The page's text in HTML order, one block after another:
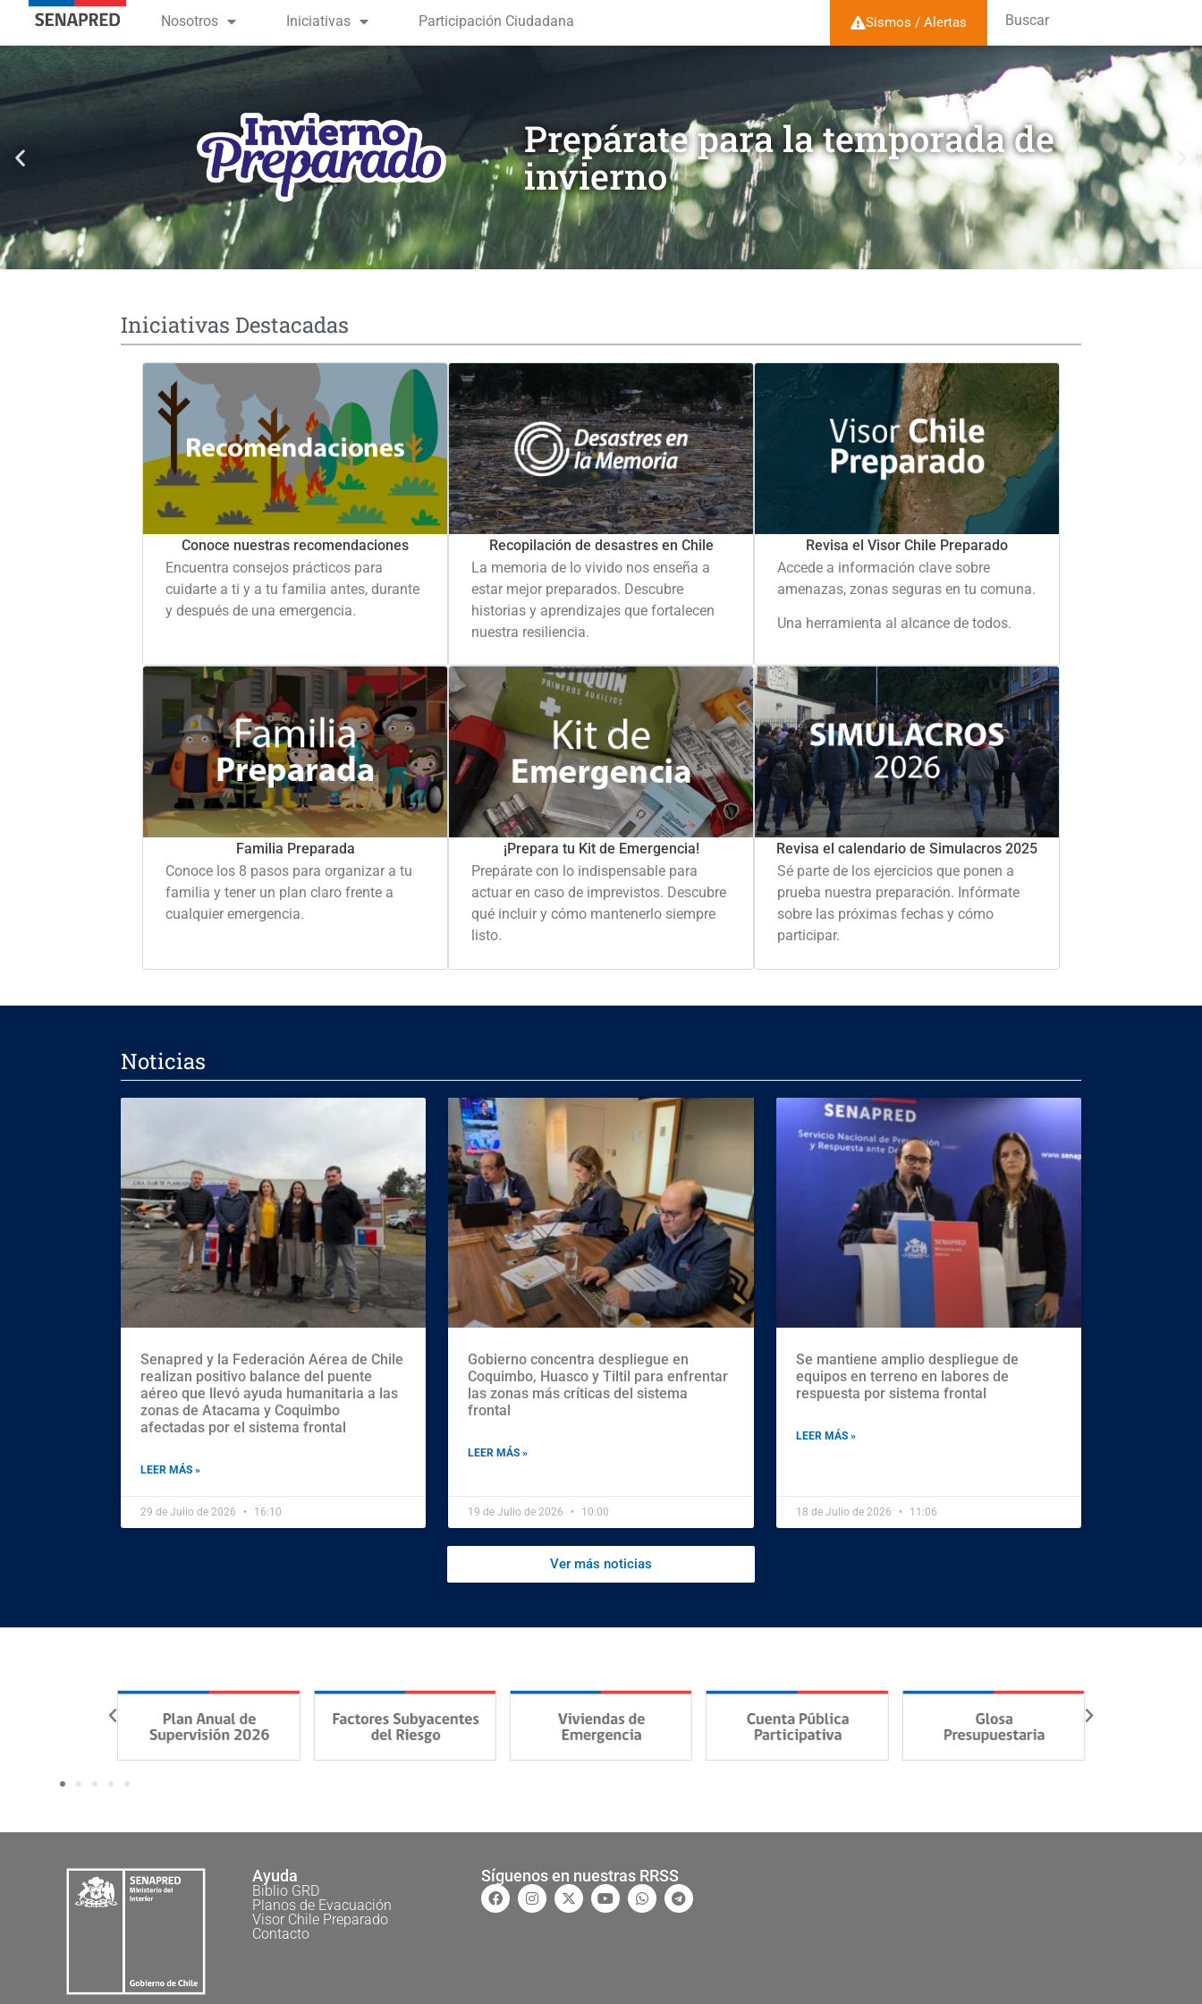
contenido
Nosotros Iniciativas Participación Ciudadana Sismos / Alertas Buscar
Prepárate para la temporada de
invierno
Iniciativas Destacadas
Conoce nuestras recomendaciones
Encuentra consejos prácticos para
cuidarte a ti y a tu familia antes, durante
y después de una emergencia.
Recopilación de desastres en Chile
La memoria de lo vivido nos enseña a
estar mejor preparados. Descubre
historias y aprendizajes que fortalecen
nuestra resiliencia.
Revisa el Visor Chile Preparado
Accede a información clave sobre
amenazas, zonas seguras en tu comuna.
Una herramienta al alcance de todos.
Familia Preparada
Conoce los 8 pasos para organizar a tu
familia y tener un plan claro frente a
cualquier emergencia.
¡Prepara tu Kit de Emergencia!
Prepárate con lo indispensable para
actuar en caso de imprevistos. Descubre
qué incluir y cómo mantenerlo siempre
listo.
Revisa el calendario de Simulacros 2025
Sé parte de los ejercicios que ponen a
prueba nuestra preparación. Infórmate
sobre las próximas fechas y cómo
participar.
Noticias
Senapred y la Federación Aérea de Chile
realizan positivo balance del puente
aéreo que llevó ayuda humanitaria a las
zonas de Atacama y Coquimbo
afectadas por el sistema frontal
LEER MÁS »
29 de Julio de 2026 16:10
Gobierno concentra despliegue en
Coquimbo, Huasco y Tiltil para enfrentar
las zonas más críticas del sistema
frontal
LEER MÁS »
19 de Julio de 2026 10:00
Se mantiene amplio despliegue de
equipos en terreno en labores de
respuesta por sistema frontal
LEER MÁS »
18 de Julio de 2026 11:06
Ver más noticias
Ayuda
Biblio GRD
Planos de Evacuación
Visor Chile Preparado
Contacto
Síguenos en nuestras RRSS